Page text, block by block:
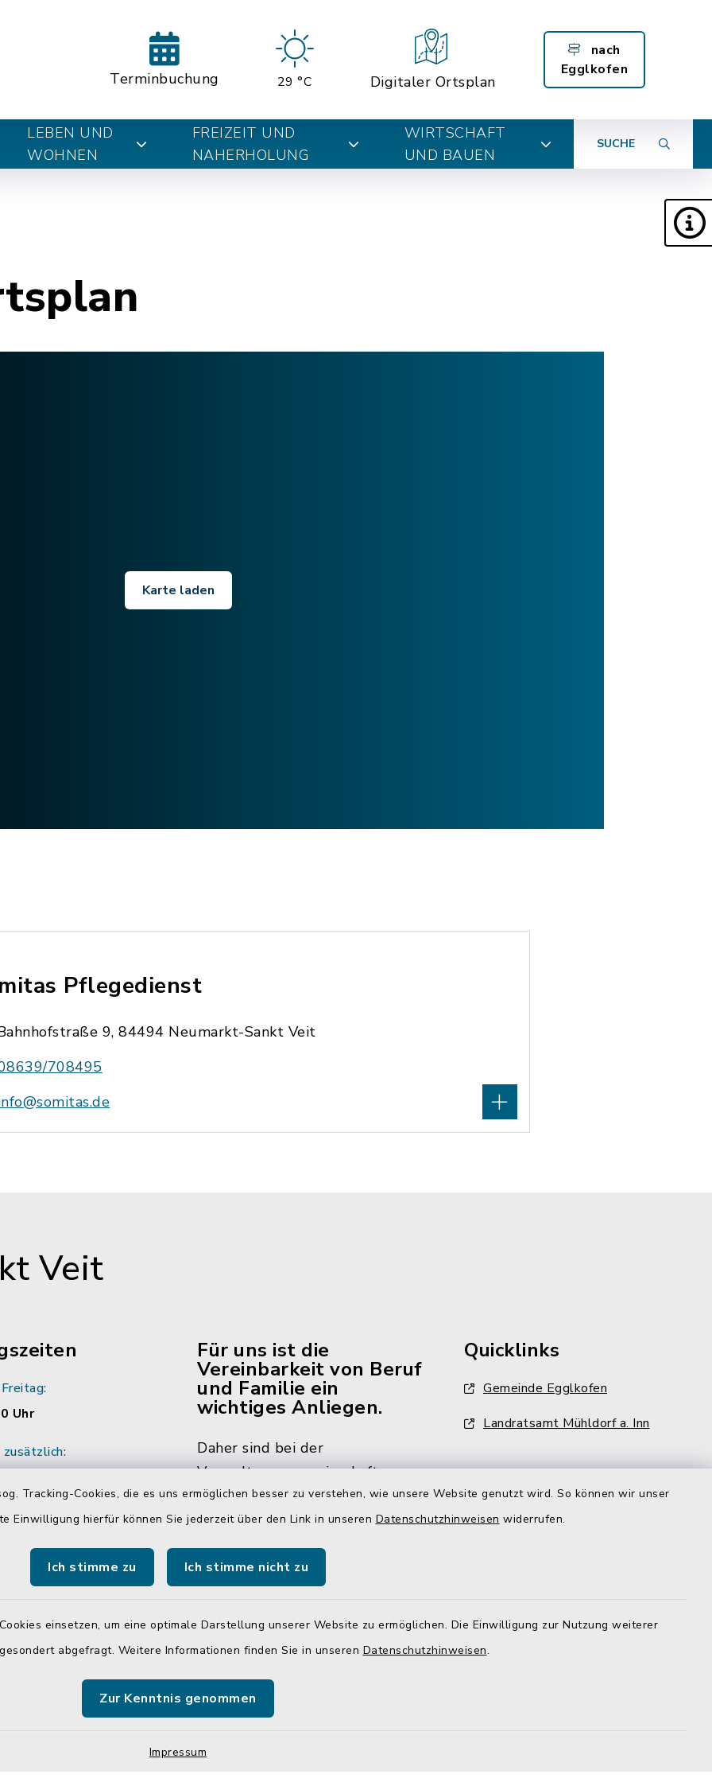
Tracking-Cookies, die es uns ermöglichen besser zu verstehen, wie unsere Website genutzt wird. So können wir unser
Einwilligung hierfür können Sie jederzeit über den Link in unseren Datenschutzhinweisen widerrufen.
Ich stimme zu Ich stimme nicht zu
einsetzen, um eine optimale Darstellung unserer Website zu ermöglichen. Die Einwilligung zur Nutzung weiterer
abgefragt. Weitere Informationen finden Sie in unseren Datenschutzhinweisen.
Zur Kenntnis genommen
Impressum
Terminbuchung 29 °C Digitaler Ortsplan
nach
Egglkofen
LEBEN UND
WOHNEN
FREIZEIT UND
NAHERHOLUNG
WIRTSCHAFT
UND BAUEN
SUCHE
Karte laden
Pflegedienst
9, 84494 Neumarkt-Sankt Veit
708495
Veit
Uhr
mit den
innen.
Für uns ist die
Vereinbarkeit von Beruf
und Familie ein
wichtiges Anliegen.
Daher sind bei der
Verwaltungsgemeinschaft
Neumarkt-Sankt Veit mehr als
die Hälfte der Mitarbeiter und
Mitarbeiterinnen in Teilzeit
beschäftigt. Das bedingt aber,
dass Sie Sachbearbeiter
Quicklinks
Gemeinde Egglkofen
Landratsamt Mühldorf a. Inn